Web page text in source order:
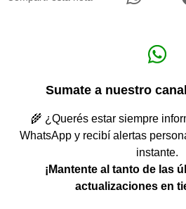
Sumate a nuestro
🌾 ¿Querés estar siempre
WhatsApp y recibí alertas
instante.
¡Mantente al tanto de las
actualizaciones en